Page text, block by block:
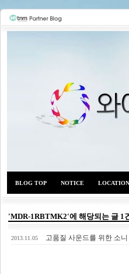
BLOG TOP NOTICE
'MDR-1RBTMK2'에 해당되는 글 1
2013.11.05 고품질 사운드를 위한 소